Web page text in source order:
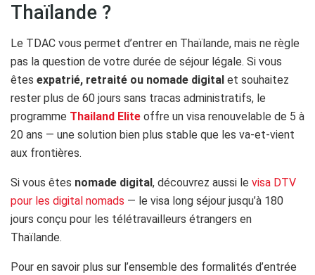
Thaïlande ?
Le TDAC vous permet d’entrer en Thaïlande, mais ne règle
pas la question de votre durée de séjour légale. Si vous
êtes expatrié, retraité ou nomade digital et souhaitez
rester plus de 60 jours sans tracas administratifs, le
programme Thailand Elite offre un visa renouvelable de 5 à
20 ans — une solution bien plus stable que les va-et-vient
aux frontières.
Si vous êtes nomade digital, découvrez aussi le visa DTV
pour les digital nomads — le visa long séjour jusqu’à 180
jours conçu pour les télétravailleurs étrangers en
Thaïlande.
Pour en savoir plus sur l’ensemble des formalités d’entrée